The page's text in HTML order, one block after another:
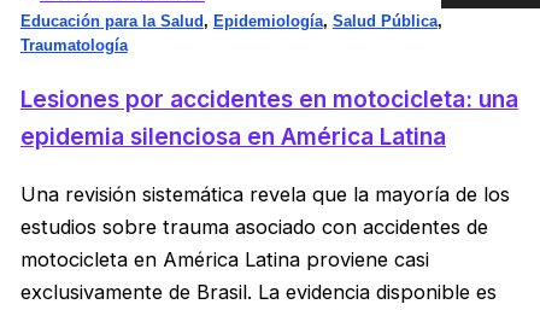
Educación para la Salud, Epidemiología, Salud Pública,
Traumatología
Lesiones por accidentes en motocicleta: una
epidemia silenciosa en América Latina
Una revisión sistemática revela que la mayoría de los
estudios sobre trauma asociado con accidentes de
motocicleta en América Latina proviene casi
exclusivamente de Brasil. La evidencia disponible es